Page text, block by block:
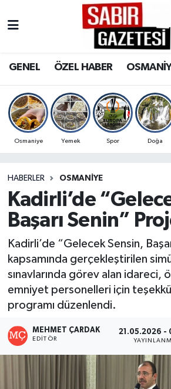
GENEL ÖZEL HABER
Osmaniye Yemek Spor Doğa
HABERLER OSMANIYE
Kadirli’de
Başarı Senin”
Kadirli’de “Gelecek Sensin,
kapsamında gerçekleştirilen
sınavlarında görev alan idareci,
emniyet personelleri için
programı düzenlendi.
MEHMET ÇARDAK
EDITÖR
21.05.2026 -
OSMANİYE
MAGAZİN
SPOR
RESMİ İLANLAR
Osmaniye Nöbetçi Eczaneler
Osmaniye Trafik Yoğunluk
Süper Lig Puan Durumu ve
Son Dakika Haberleri
Haber Arşivi